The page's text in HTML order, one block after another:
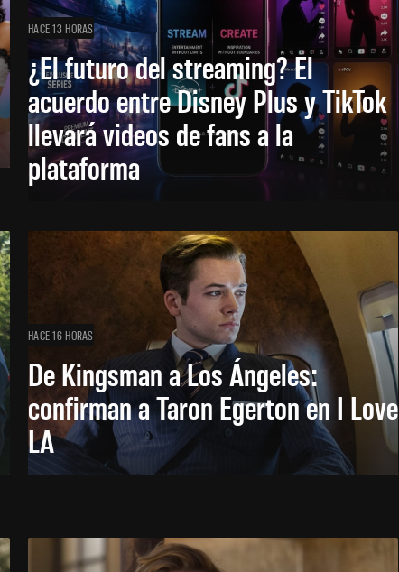
HACE 13 HORAS
¿El futuro del streaming? El
acuerdo entre Disney Plus y TikTok
llevará videos de fans a la
plataforma
HACE 16 HORAS
De Kingsman a Los Ángeles:
confirman a Taron Egerton en I Love
LA